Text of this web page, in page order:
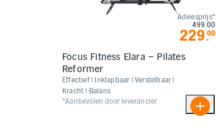
Adviesprijs*
499.00
229.00
Focus Fitness Elara – Pilates
Reformer
Effectief | Inklapbaar | Verstelbaar |
Kracht | Balans
*Aanbevolen door leverancier